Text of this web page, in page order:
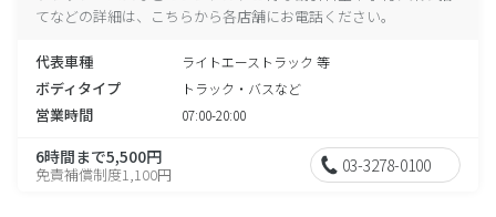
てなどの詳細は、こちらから各店舗にお電話ください。
代表車種 ライトエーストラック 等
ボディタイプ トラック・バスなど
営業時間 07:00-20:00
6時間まで5,500円
免責補償制度1,100円 03-3278-0100